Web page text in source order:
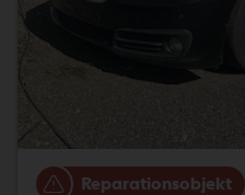
Reparationsobjekt